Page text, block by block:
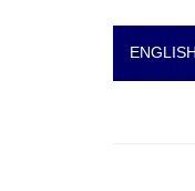
ENGLISH